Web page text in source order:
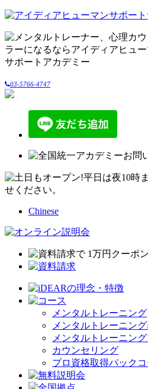
03-5766-4747
Chinese
メンタルトレーニング
メンタルトレーニン
メンタルトレーニン
カウンセリング
プロ資格取得パック